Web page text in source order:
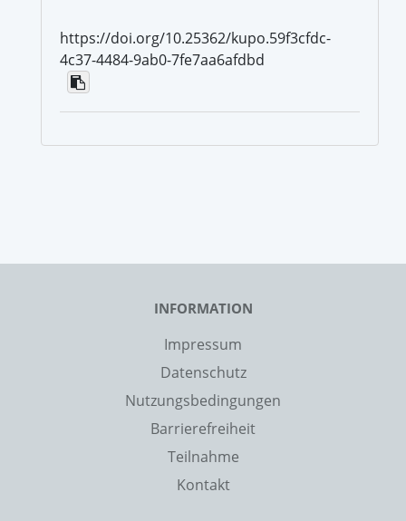
https://doi.org/10.25362/kupo.59f3cfdc-
4c37-4484-9ab0-7fe7aa6afdbd
INFORMATION
Impressum
Datenschutz
Nutzungsbedingungen
Barrierefreiheit
Teilnahme
Kontakt